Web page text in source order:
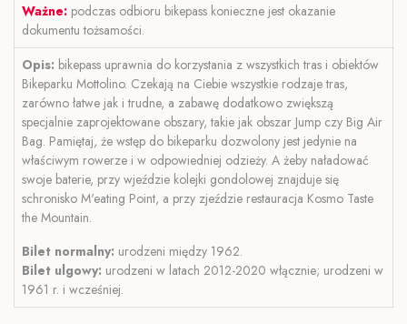
Ważne: podczas odbioru bikepass konieczne jest okazanie
dokumentu tożsamości.
Opis: bikepass uprawnia do korzystania z wszystkich tras i obiektów
Bikeparku Mottolino. Czekają na Ciebie wszystkie rodzaje tras,
zarówno łatwe jak i trudne, a zabawę dodatkowo zwiększą
specjalnie zaprojektowane obszary, takie jak obszar Jump czy Big Air
Bag. Pamiętaj, że wstęp do bikeparku dozwolony jest jedynie na
właściwym rowerze i w odpowiedniej odzieży. A żeby naładować
swoje baterie, przy wjeździe kolejki gondolowej znajduje się
schronisko M'eating Point, a przy zjeździe restauracja Kosmo Taste
the Mountain.
Bilet normalny: urodzeni między 1962.
Bilet ulgowy: urodzeni w latach 2012-2020 włącznie; urodzeni w
1961 r. i wcześniej.